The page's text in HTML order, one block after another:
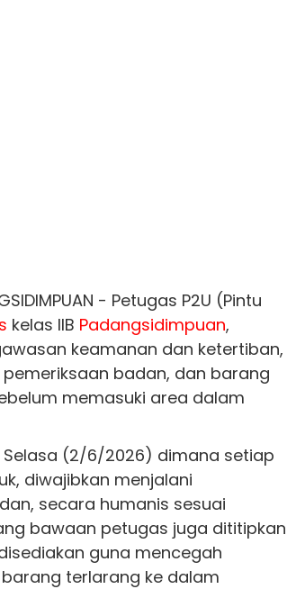
- Petugas P2U (Pintu
kelas llB Padangsidimpuan,
keamanan dan ketertiban,
badan, dan barang
memasuki area dalam
(2/6/2026) dimana setiap
diwajibkan menjalani
secara humanis sesuai
bawaan petugas juga dititipkan
guna mencegah
terlarang ke dalam